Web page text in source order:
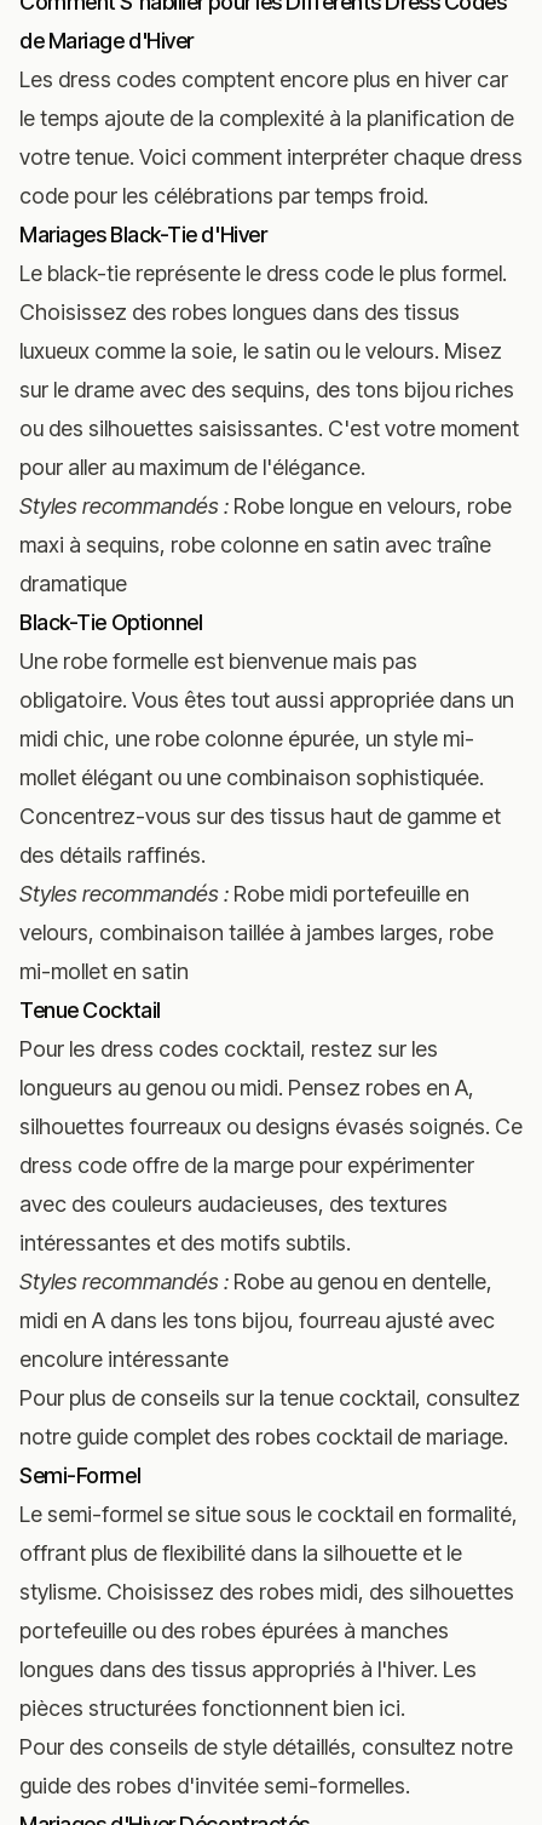
de Mariage d'Hiver
Les dress codes comptent encore plus en hiver car
le temps ajoute de la complexité à la planification de
votre tenue. Voici comment interpréter chaque dress
code pour les célébrations par temps froid.
Mariages Black-Tie d'Hiver
Le black-tie représente le dress code le plus formel.
Choisissez des robes longues dans des tissus
luxueux comme la soie, le satin ou le velours. Misez
sur le drame avec des sequins, des tons bijou riches
ou des silhouettes saisissantes. C'est votre moment
pour aller au maximum de l'élégance.
Styles recommandés : Robe longue en velours, robe
maxi à sequins, robe colonne en satin avec traîne
dramatique
Black-Tie Optionnel
Une robe formelle est bienvenue mais pas
obligatoire. Vous êtes tout aussi appropriée dans un
midi chic, une robe colonne épurée, un style mi-
mollet élégant ou une combinaison sophistiquée.
Concentrez-vous sur des tissus haut de gamme et
des détails raffinés.
Styles recommandés : Robe midi portefeuille en
velours, combinaison taillée à jambes larges, robe
mi-mollet en satin
Tenue Cocktail
Pour les dress codes cocktail, restez sur les
longueurs au genou ou midi. Pensez robes en A,
silhouettes fourreaux ou designs évasés soignés. Ce
dress code offre de la marge pour expérimenter
avec des couleurs audacieuses, des textures
intéressantes et des motifs subtils.
Styles recommandés : Robe au genou en dentelle,
midi en A dans les tons bijou, fourreau ajusté avec
encolure intéressante
Pour plus de conseils sur la tenue cocktail, consultez
notre guide complet des robes cocktail de mariage.
Semi-Formel
Le semi-formel se situe sous le cocktail en formalité,
offrant plus de flexibilité dans la silhouette et le
stylisme. Choisissez des robes midi, des silhouettes
portefeuille ou des robes épurées à manches
longues dans des tissus appropriés à l'hiver. Les
pièces structurées fonctionnent bien ici.
Pour des conseils de style détaillés, consultez notre
guide des robes d'invitée semi-formelles.